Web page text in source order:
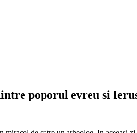
poporul evreu si